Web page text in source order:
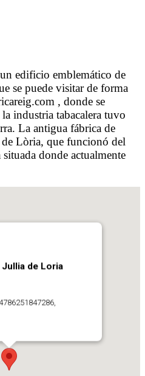
edificio emblemático de
se puede visitar de forma
, donde se
industria tabacalera tuvo
La antigua fábrica de
de Lòria, que funcionó del
donde actualmente
Jullia de Loria